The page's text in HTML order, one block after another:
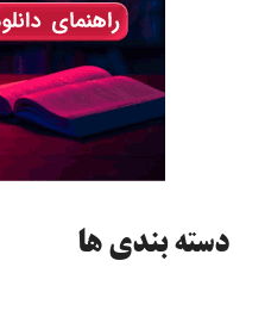
دسته‌ بندی ها